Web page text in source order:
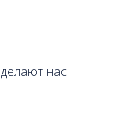
нас